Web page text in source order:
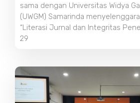
sama dengan Universitas Widya
(UWGM) Samarinda
“Literasi Jurnal dan Integritas
29